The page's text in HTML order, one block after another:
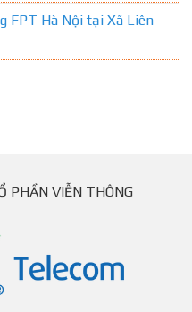
FPT Hà Nội tại Xã Liên
PHẦN VIỄN THÔNG